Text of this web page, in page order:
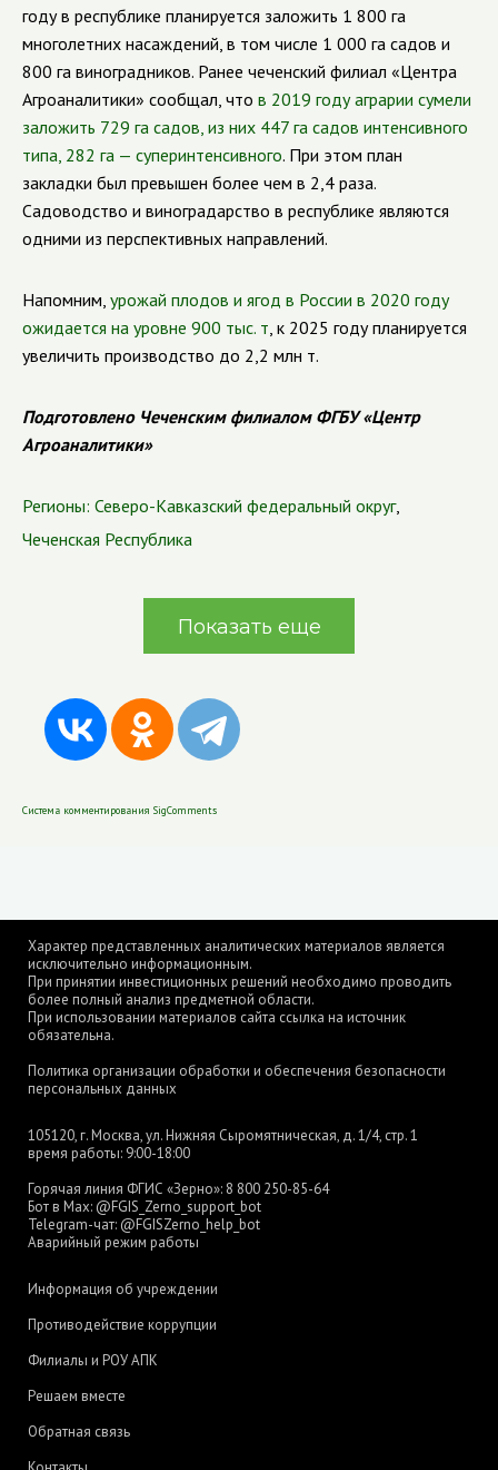
году в республике планируется заложить 1 800 га
многолетних насаждений, в том числе 1 000 га садов и
800 га виноградников. Ранее чеченский филиал «Центра
Агроаналитики» сообщал, что в 2019 году аграрии сумели
заложить 729 га садов, из них 447 га садов интенсивного
типа, 282 га — суперинтенсивного. При этом план
закладки был превышен более чем в 2,4 раза.
Садоводство и виноградарство в республике являются
одними из перспективных направлений.
Напомним, урожай плодов и ягод в России в 2020 году
ожидается на уровне 900 тыс. т, к 2025 году планируется
увеличить производство до 2,2 млн т.
Подготовлено Чеченским филиалом ФГБУ «Центр
Агроаналитики»
Регионы: Северо-Кавказский федеральный округ,
Чеченская Республика
Показать еще
Система комментирования SigComments
Характер представленных аналитических материалов является
исключительно информационным.
При принятии инвестиционных решений необходимо проводить
более полный анализ предметной области.
При использовании материалов сайта ссылка на источник
обязательна.
Политика организации обработки и обеспечения безопасности
персональных данных
105120, г. Москва, ул. Нижняя Сыромятническая, д. 1/4, стр. 1
время работы: 9:00-18:00
Горячая линия ФГИС «Зерно»: 8 800 250-85-64
Бот в Max: @FGIS_Zerno_support_bot
Telegram-чат: @FGISZerno_help_bot
Аварийный режим работы
Информация об учреждении
Противодействие коррупции
Филиалы и РОУ АПК
Решаем вместе
Обратная связь